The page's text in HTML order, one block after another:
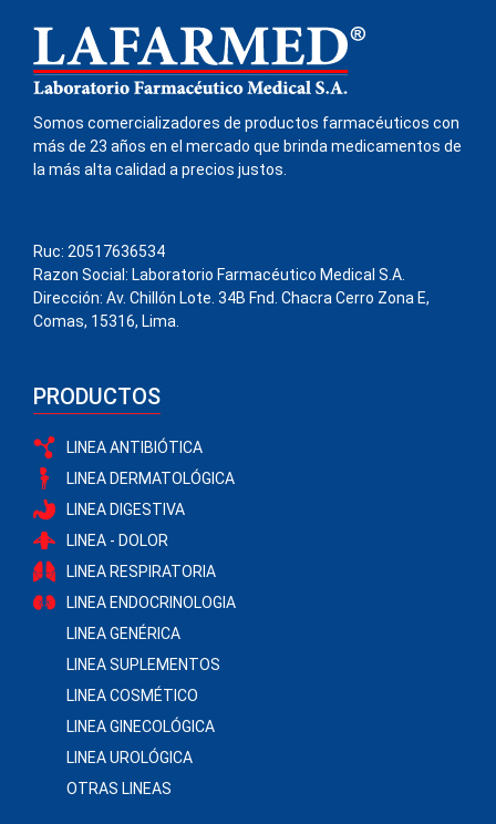
Somos comercializadores de productos farmacéuticos con
más de 23 años en el mercado que brinda medicamentos de
la más alta calidad a precios justos.
Ruc: 20517636534
Razon Social: Laboratorio Farmacéutico Medical S.A.
Dirección: Av. Chillón Lote. 34B Fnd. Chacra Cerro Zona E,
Comas, 15316, Lima.
PRODUCTOS
LINEA ANTIBIÓTICA
LINEA DERMATOLÓGICA
LINEA DIGESTIVA
LINEA - DOLOR
LINEA RESPIRATORIA
LINEA ENDOCRINOLOGIA
LINEA GENÉRICA
LINEA SUPLEMENTOS
LINEA COSMÉTICO
LINEA GINECOLÓGICA
LINEA UROLÓGICA
OTRAS LINEAS